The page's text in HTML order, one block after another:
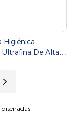
Higiénica
Ultrafina De Alta
diseñadas